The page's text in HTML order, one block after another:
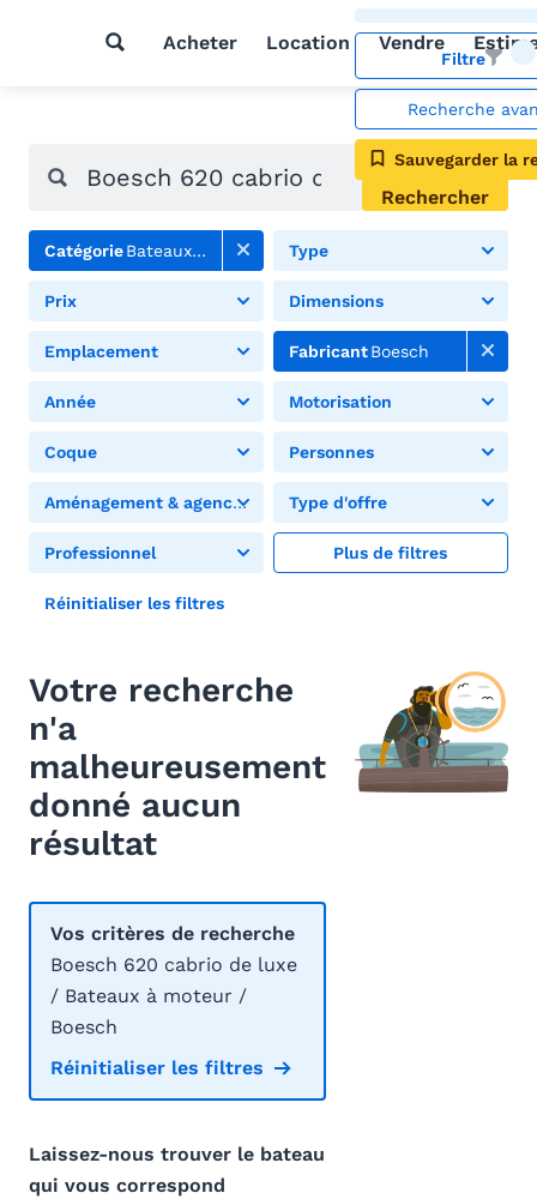
Acheter Location Vendre
Filtre
Recherche
Sauvegarder la
Rechercher
CatégorieBateaux à moteur Type
Prix Dimensions
Emplacement FabricantBoesch
Année Motorisation
Coque Personnes
Aménagement & agencement Type d'offre
Professionnel Plus de filtres
Réinitialiser les filtres
Votre recherche
n'a
malheureusement
donné aucun
résultat
Vos critères de recherche
Boesch 620 cabrio de luxe
/ Bateaux à moteur /
Boesch
Réinitialiser les filtres
Laissez-nous trouver le bateau
qui vous correspond